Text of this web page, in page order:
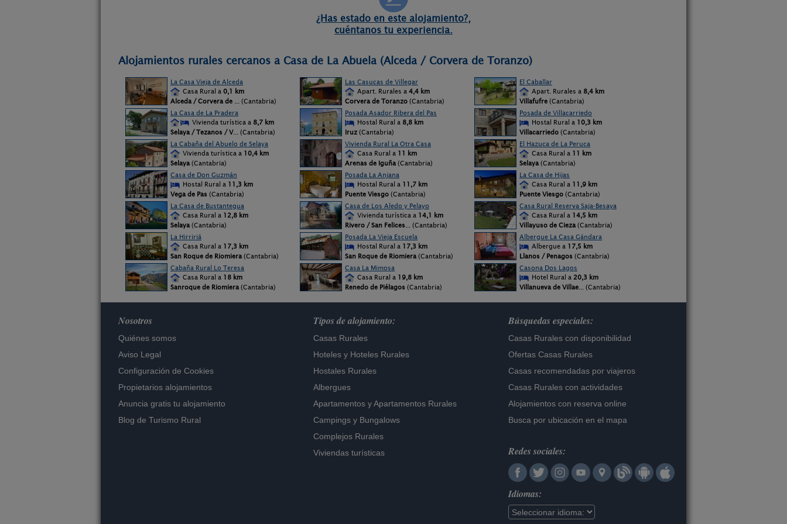
¿Has estado en este alojamiento?,
cuéntanos tu experiencia.
Alojamientos rurales cercanos a Casa de La Abuela (Alceda / Corvera de Toranzo)
La Casa Vieja de Alceda
Casa Rural a 0,1 km
Alceda / Corvera de ... (Cantabria)
Las Casucas de Villegar
Apart. Rurales a 4,4 km
Corvera de Toranzo (Cantabria)
El Caballar
Apart. Rurales a 8,4 km
Villafufre (Cantabria)
La Casa de La Pradera
Vivienda turística a 8,7 km
Selaya / Tezanos / V... (Cantabria)
Posada Asador Ribera del Pas
Hostal Rural a 8,8 km
Iruz (Cantabria)
Posada de Villacarriedo
Hostal Rural a 10,3 km
Villacarriedo (Cantabria)
La Cabaña del Abuelo de Selaya
Vivienda turística a 10,4 km
Selaya (Cantabria)
Vivienda Rural La Otra Casa
Casa Rural a 11 km
Arenas de Iguña (Cantabria)
El Hazuca de La Peruca
Casa Rural a 11 km
Selaya (Cantabria)
Casa de Don Guzmán
Hostal Rural a 11,3 km
Vega de Pas (Cantabria)
Posada La Anjana
Hostal Rural a 11,7 km
Puente Viesgo (Cantabria)
La Casa de Hijas
Casa Rural a 11,9 km
Puente Viesgo (Cantabria)
La Casa de Bustantegua
Casa Rural a 12,8 km
Selaya (Cantabria)
Casa de Los Aledo y Pelayo
Vivienda turística a 14,1 km
Rivero / San Felices... (Cantabria)
Casa Rural Reserva Saja-Besaya
Casa Rural a 14,5 km
Villayuso de Cieza (Cantabria)
La Hirririá
Casa Rural a 17,3 km
San Roque de Riomiera (Cantabria)
Posada La Vieja Escuela
Hostal Rural a 17,3 km
San Roque de Riomiera (Cantabria)
Albergue La Casa Gándara
Albergue a 17,5 km
Llanos / Penagos (Cantabria)
Cabaña Rural Lo Teresa
Casa Rural a 18 km
Sanroque de Riomiera (Cantabria)
Casa La Mimosa
Casa Rural a 19,8 km
Renedo de Piélagos (Cantabria)
Casona Dos Lagos
Hotel Rural a 20,3 km
Villanueva de Villae... (Cantabria)
Nosotros
Quiénes somos
Aviso Legal
Configuración de Cookies
Propietarios alojamientos
Anuncia gratis tu alojamiento
Blog de Turismo Rural
Tipos de alojamiento:
Casas Rurales
Hoteles y Hoteles Rurales
Hostales Rurales
Albergues
Apartamentos yApartamentos Rurales
Campings y Bungalows
Complejos Rurales
Viviendas turísticas
Búsquedas especiales:
Casas Rurales con disponibilidad
Ofertas Casas Rurales
Casas recomendadas por viajeros
Casas Rurales con actividades
Alojamientos con reserva online
Busca por ubicación en el mapa
Redes sociales:
Idiomas: